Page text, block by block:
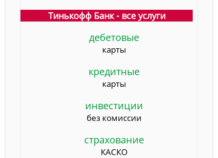
Тинькофф Банк - все услуги
дебетовые
карты
кредитные
карты
инвестиции
без комиссии
страхование
КАСКО